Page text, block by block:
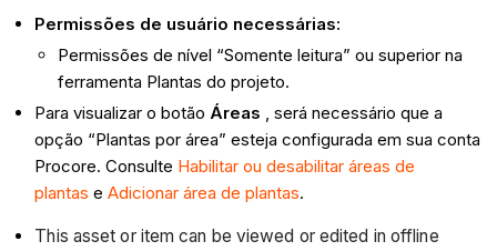
Permissões de usuário necessárias:
Permissões de nível “Somente leitura” ou superior na
ferramenta Plantas do projeto.
Para visualizar o botão Áreas , será necessário que a
opção “Plantas por área” esteja configurada em sua conta
Procore. Consulte Habilitar ou desabilitar áreas de
plantas eAdicionar área de plantas.
This asset or item can be viewed or edited in offline